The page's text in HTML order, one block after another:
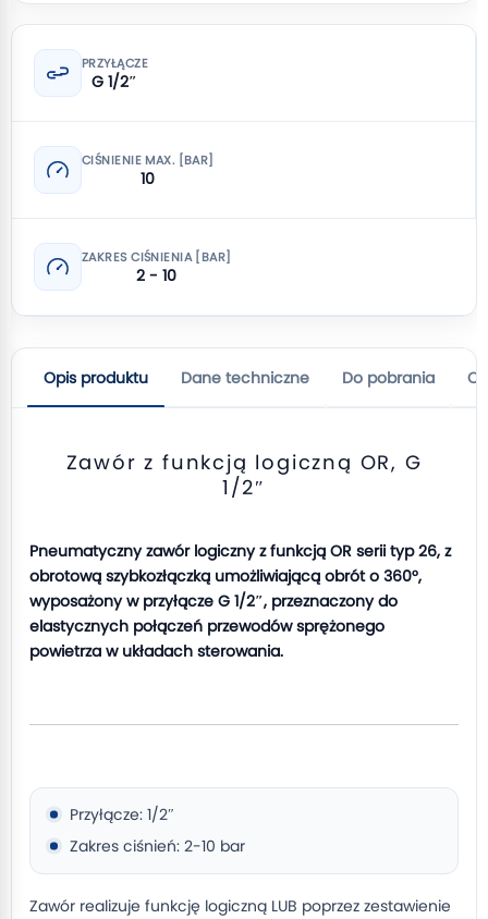
PRZYŁĄCZE
G 1/2″
CIŚNIENIE MAX. [BAR]
10
ZAKRES CIŚNIENIA [BAR]
2 - 10
Opis produktu Dane techniczne Do pobrania
Zawór z funkcją logiczną OR, G
1/2″
Pneumatyczny zawór logiczny z funkcją OR serii typ 26, z
obrotową szybkozłączką umożliwiającą obrót o 360°,
wyposażony w przyłącze G 1/2″, przeznaczony do
elastycznych połączeń przewodów sprężonego
powietrza w układach sterowania.
Przyłącze: 1/2″
Zakres ciśnień: 2-10 bar
Zawór realizuje funkcję logiczną LUB poprzez zestawienie